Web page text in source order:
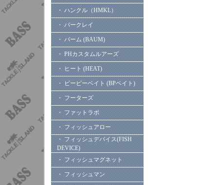
・ ハンクル（HMKL）
・ バークレイ
・ バーム (BAUM)
・ PHカスタムルアーズ
・ ヒート (HEAT)
・ ビーピーベイト (BPベイト)
・ フーターズ
・ ファットラボ
・ フィッシュアロー
・ フィッシュデバイス(FISH
DEVICE)
・ フィッシュマグネット
・ フィッシュマン